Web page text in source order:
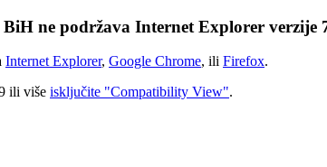
ne podržava Internet Explorer verzije
Internet Explorer, Google Chrome, ili Firefox.
ili više isključite "Compatibility View".